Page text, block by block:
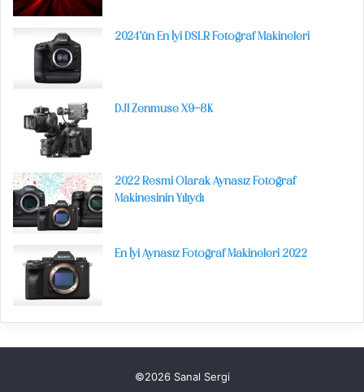
2024’ün En İyi DSLR Fotoğraf Makineleri
DJI Zenmuse X9-8K
2022 Resmi Olarak Aynasız Fotoğraf
Makinesinin Yılıydı
En İyi Aynasız Fotoğraf Makineleri 2022
©2026 Sanal Sergi